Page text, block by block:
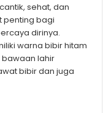
sehat, dan
penting bagi
dirinya.
warna bibir hitam
lahir
bibir dan juga